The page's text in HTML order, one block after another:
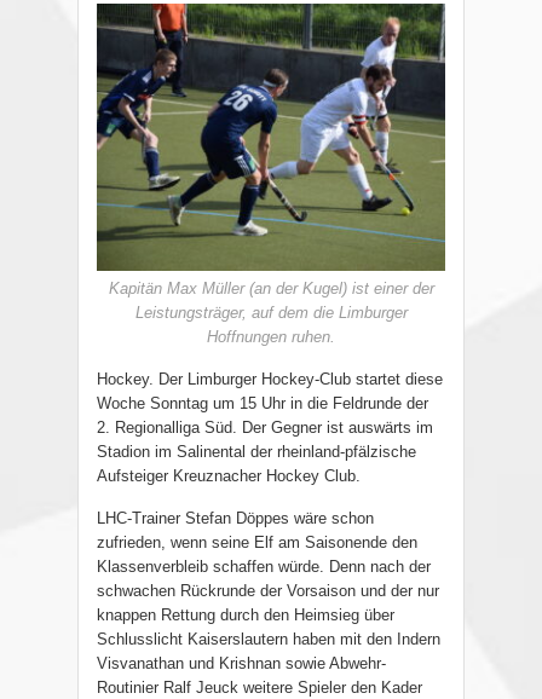
Kapitän Max Müller (an der Kugel) ist einer der
Leistungsträger, auf dem die Limburger
Hoffnungen ruhen.
Hockey. Der Limburger Hockey-Club startet diese
Woche Sonntag um 15 Uhr in die Feldrunde der
2. Regionalliga Süd. Der Gegner ist auswärts im
Stadion im Salinental der rheinland-pfälzische
Aufsteiger Kreuznacher Hockey Club.
LHC-Trainer Stefan Döppes wäre schon
zufrieden, wenn seine Elf am Saisonende den
Klassenverbleib schaffen würde. Denn nach der
schwachen Rückrunde der Vorsaison und der nur
knappen Rettung durch den Heimsieg über
Schlusslicht Kaiserslautern haben mit den Indern
Visvanathan und Krishnan sowie Abwehr-
Routinier Ralf Jeuck weitere Spieler den Kader